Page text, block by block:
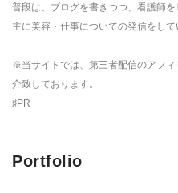
普段は、ブログを書きつつ、看護師を
主に美容・仕事についての発信をして
※当サイトでは、第三者配信のアフ
介致しております。
♯PR
Portfolio